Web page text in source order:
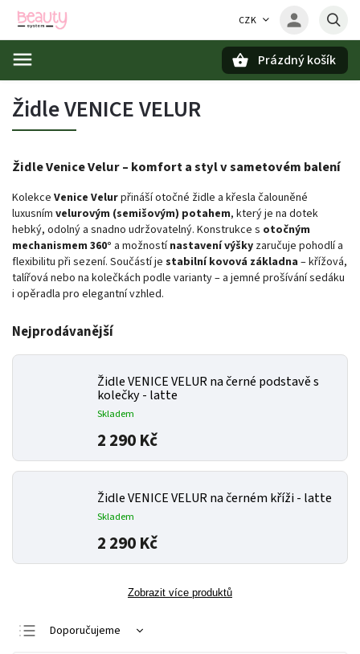
CZK
Prázdný košík
Židle VENICE VELUR
Židle Venice Velur – komfort a styl v sametovém balení
Kolekce Venice Velurpřináší otočné židle a křesla čalouněné
luxusním velurovým (semišovým) potahem, který je na dotek
hebký, odolný a snadno udržovatelný. Konstrukce s otočným
mechanismem 360° a možnostínastavení výšky zaručuje pohodlí a
flexibilitu při sezení. Součástí je stabilní kovová základna – křížová,
talířová nebo na kolečkách podle varianty – a jemné prošívání sedáku
i opěradla pro elegantní vzhled.
Nejprodávanější
Židle VENICE VELUR na černé podstavě s
kolečky - latte
Skladem
2 290 Kč
Židle VENICE VELUR na černém kříži - latte
Skladem
2 290 Kč
Zobrazit více produktů
Doporučujeme